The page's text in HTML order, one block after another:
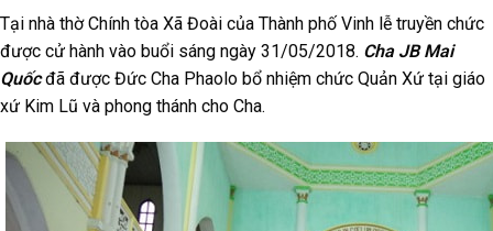
Tại nhà thờ Chính tòa Xã Đoài của Thành phố Vinh lễ truyền chức
được cử hành vào buổi sáng ngày 31/05/2018. Cha JB Mai
Quốcđã được Đức Cha Phaolo bổ nhiệm chức Quản Xứ tại giáo
xứ Kim Lũ và phong thánh cho Cha.